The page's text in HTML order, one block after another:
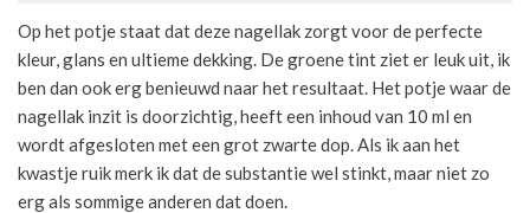
Op het potje staat dat deze nagellak zorgt voor de perfecte
kleur, glans en ultieme dekking. De groene tint ziet er leuk uit, ik
ben dan ook erg benieuwd naar het resultaat. Het potje waar de
nagellak inzit is doorzichtig, heeft een inhoud van 10 ml en
wordt afgesloten met een grot zwarte dop. Als ik aan het
kwastje ruik merk ik dat de substantie wel stinkt, maar niet zo
erg als sommige anderen dat doen.